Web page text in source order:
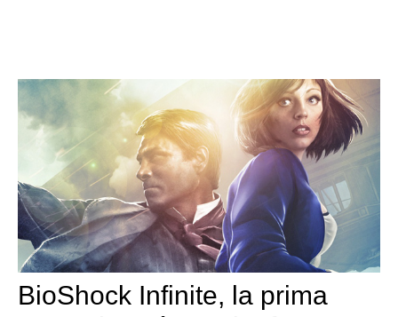
BioShock Infinite, la prima